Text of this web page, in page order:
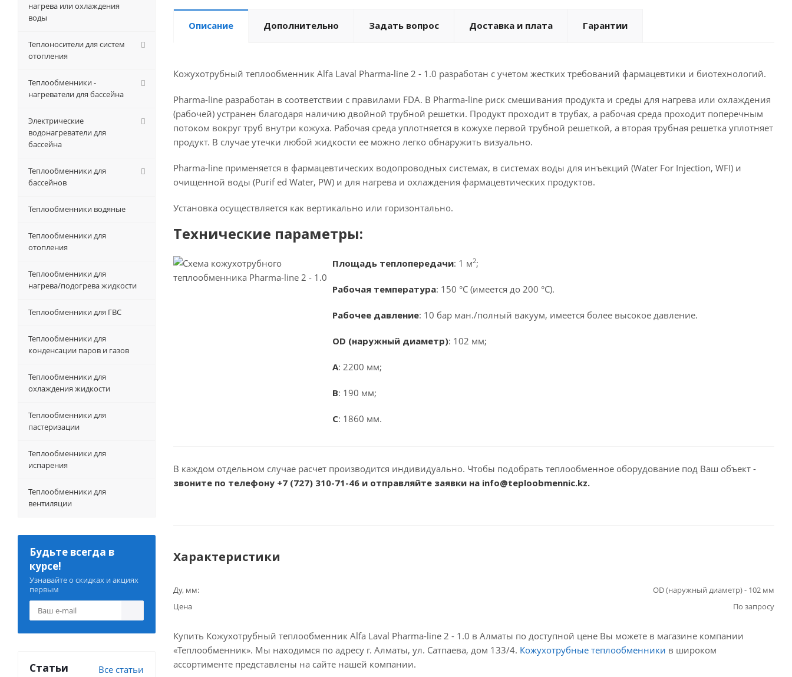
Описание Дополнительно Задать вопрос Доставка и плата Гарантии
Кожухотрубный теплообменник Alfa Laval Pharma-line 2 - 1.0 разработан с учетом жестких требований фармацевтики и биотехнологий.
Pharma-line разработан в соответствии с правилами FDA. В Pharma-line риск смешивания продукта и среды для нагрева или охлаждения
(рабочей) устранен благодаря наличию двойной трубной решетки. Продукт проходит в трубах, а рабочая среда проходит поперечным
потоком вокруг труб внутри кожуха. Рабочая среда уплотняется в кожухе первой трубной решеткой, а вторая трубная решетка уплотняет
продукт. В случае утечки любой жидкости ее можно легко обнаружить визуально.
Pharma-line применяется в фармацевтических водопроводных системах, в системах воды для инъекций (Water For Injection, WFI) и
очищенной воды (Purif ed Water, PW) и для нагрева и охлаждения фармацевтических продуктов.
Установка осуществляется как вертикально или горизонтально.
Технические параметры:
Площадь теплопередачи: 1 м2;
Рабочая температура: 150 °C (имеется до 200 °C).
Рабочее давление: 10 бар ман./полный вакуум, имеется более высокое давление.
OD (наружный диаметр): 102 мм;
A: 2200 мм;
B: 190 мм;
C: 1860 мм.
В каждом отдельном случае расчет производится индивидуально. Чтобы подобрать теплообменное оборудование под Ваш объект -
звоните по телефону +7 (727) 310-71-46 и отправляйте заявки на info@teploobmennic.kz.
Характеристики
Ду, мм:
OD (наружный диаметр) - 102 мм
Цена
По запросу
Купить Кожухотрубный теплообменник Alfa Laval Pharma-line 2 - 1.0 в Алматы по доступной цене Вы можете в магазине компании
«Теплообменник». Мы находимся по адресу г. Алматы, ул. Сатпаева, дом 133/4. Кожухотрубные теплообменники в широком
ассортименте представлены на сайте нашей компании.
нагрева или охлаждения
воды
Теплоносители для систем
отопления
Теплообменники -
нагреватели для бассейна
Электрические
водонагреватели для
бассейна
Теплообменники для
бассейнов
Теплообменники водяные
Теплообменники для
отопления
Теплообменники для
нагрева/подогрева жидкости
Теплообменники для ГВС
Теплообменники для
конденсации паров и газов
Теплообменники для
охлаждения жидкости
Теплообменники для
пастеризации
Теплообменники для
испарения
Теплообменники для
вентиляции
Будьте всегда в
курсе!
Узнавайте о скидках и акциях
первым
Статьи Все статьи